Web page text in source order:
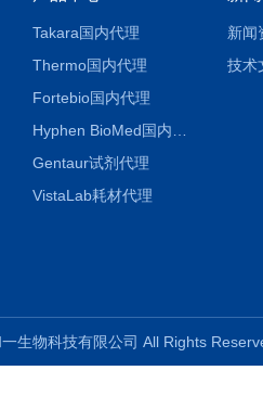
Takara国内代理
Thermo国内代理
Fortebio国内代理
Gentaur试剂代理
VistaLab耗材代理
新闻
技术
一生物科技有限公司 All Rights